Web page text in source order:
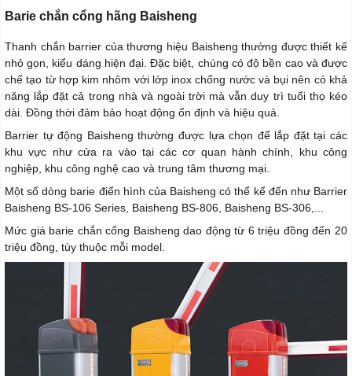
Barie chắn cổng hãng Baisheng
Thanh chắn barrier của thương hiệu Baisheng thường được thiết kế
nhỏ gọn, kiểu dáng hiện đại. Đặc biệt, chúng có độ bền cao và được
chế tạo từ hợp kim nhôm với lớp inox chống nước và bụi nên có khả
năng lắp đặt cả trong nhà và ngoài trời mà vẫn duy trì tuổi thọ kéo
dài. Đồng thời đảm bảo hoạt động ổn định và hiệu quả.
Barrier tự động Baisheng thường được lựa chọn để lắp đặt tại các
khu vực như cửa ra vào tại các cơ quan hành chính, khu công
nghiệp, khu công nghệ cao và trung tâm thương mại.
Một số dòng barie điển hình của Baisheng có thể kể đến như Barrier
Baisheng BS-106 Series, Baisheng BS-806, Baisheng BS-306,...
Mức giá barie chắn cổng Baisheng dao động từ 6 triệu đồng đến 20
triệu đồng, tùy thuộc mỗi model.